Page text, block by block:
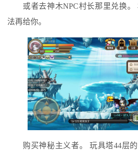
或者去神木NPC村长那里兑换
法再给你。
购买神秘主义者。 玩具塔44层